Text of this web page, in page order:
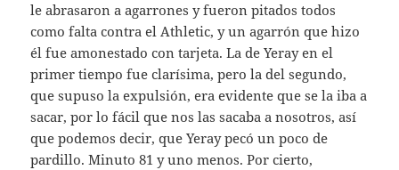
le abrasaron a agarrones y fueron pitados todos
como falta contra el Athletic, y un agarrón que hizo
él fue amonestado con tarjeta. La de Yeray en el
primer tiempo fue clarísima, pero la del segundo,
que supuso la expulsión, era evidente que se la iba a
sacar, por lo fácil que nos las sacaba a nosotros, así
que podemos decir, que Yeray pecó un poco de
pardillo. Minuto 81 y uno menos. Por cierto,